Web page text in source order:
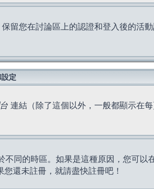
留您在討論區上的認證和登入後的活
定
連結（除了這個以外，一般都顯示在
同的時區。如果是這種原因，您可以
還未註冊，就請盡快註冊吧！